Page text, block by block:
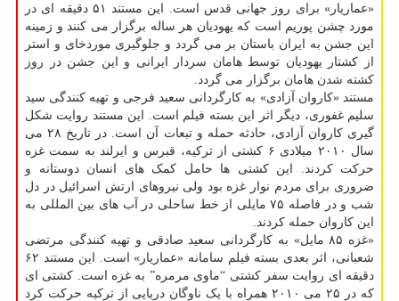
«عماریار» برای روز جهانی قدس است. این مستند ۵۱ دقیقه ای در
مورد چشن پوریم است که یهودیان هر ساله برگزار می کنند و زمینه
این جشن به ایران باستان بر می گردد و جلوگیری موردخای و استر
از کشتار یهودیان توسط هامان سردار ایرانی و این جشن در روز
کشته شدن هامان برگزار می گردد.
مستند «کاروان آزادی» به کارگردانی سعید فرجی و تهیه کنندگی سید
سلیم غفوری، دیگر اثر این بسته فیلم است. این مستند روایت شکل
گیری کاروان آزادی، حادثه حمله و تبعات آن است. در تاریخ ۲۸ می
سال ۲۰۱۰ میلادی ۶ کشتی از ترکیه، قبرس و ایرلند به سمت غزه
حرکت کردند. این کشتی ها حامل کمک های انسان دوستانه و
ضروری برای مردم نوار غزه بود ولی نیروهای ارتش اسرائیل در دل
شب و در فاصله ۷۵ مایلی از خط ساحلی در آب های بین المللی به
این کاروان حمله کردند.
«غزه ۸۵ مایل» به کارگردانی سعید صادقی و تهیه کنندگی مرتضی
شعبانی، اثر بعدی بسته فیلم سامانه «عماریار» است. این مستند ۶۲
دقیقه ای روایت سفر کشتی “ماوی مرمره” به غزه است. کشتی ای
که در ۲۵ می ۲۰۱۰ همراه با یک ناوگان دریایی از ترکیه حرکت کرد